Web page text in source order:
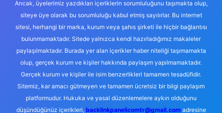
Ancak, üyelerimiz yazdıkları içeriklerin sorumluluğunu taşımakta olup,
siteye üye olarak bu sorumluluğu kabul etmiş sayılırlar. Bu internet
sitesi, herhangi bir marka, kurum veya şahıs şirketi ile hiçbir bağlantısı
bulunmamaktadır. Sitede yalnızca kendi hazırladığımız makaleler
paylaşılmaktadır. Burada yer alan içerikler haber niteliği taşımamakta
olup, gerçek kurum ve kişiler hakkında paylaşım yapılmamaktadır.
Gerçek kurum ve kişiler ile isim benzerlikleri tamamen tesadüfidir.
Sitemiz, kar amacı gütmeyen ve tamamen ücretsiz bir bilgi paylaşım
platformudur. Hukuka ve yasal düzenlemelere aykırı olduğunu
düşündüğünüz içerikleri, backlinkpanelicomtr@gmail.comadresine